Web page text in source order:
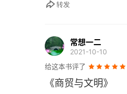
转发
常想一二
2021-10-10
给这本书评了
《商贸与文明》